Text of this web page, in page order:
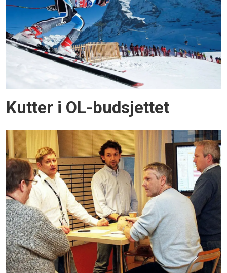
Kutter i OL-budsjettet